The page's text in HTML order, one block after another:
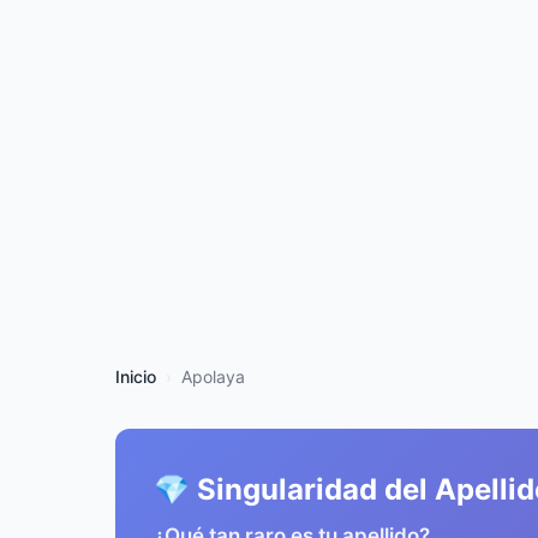
Inicio Apolaya
💎 Singularidad del